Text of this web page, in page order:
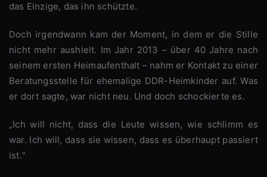
das Einzige, das ihn schützte.
Doch irgendwann kam der Moment, in dem er die Stille
nicht mehr aushielt. Im Jahr 2013 – über 40 Jahre nach
seinem ersten Heimaufenthalt – nahm er Kontakt zu einer
Beratungsstelle für ehemalige DDR-Heimkinder auf. Was
er dort sagte, war nicht neu. Und doch schockierte es.
„Ich will nicht, dass die Leute wissen, wie schlimm es
war. Ich will, dass sie wissen, dass es überhaupt passiert
ist.“